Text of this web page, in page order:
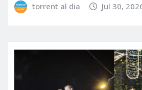
torrent al dia Jul 30,